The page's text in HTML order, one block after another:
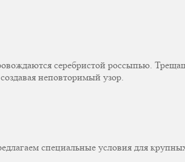
серебристой россыпью.
неповторимый узор.
специальные условия для